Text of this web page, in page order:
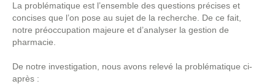
La problématique est l’ensemble des questions précises et
concises que l’on pose au sujet de la recherche. De ce fait,
notre préoccupation majeure et d’analyser la gestion de
pharmacie.
De notre investigation, nous avons relevé la problématique ci-
après :